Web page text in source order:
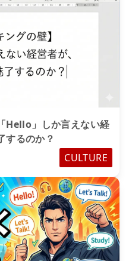
Hello」しか言えない経
するのか？
CULTURE